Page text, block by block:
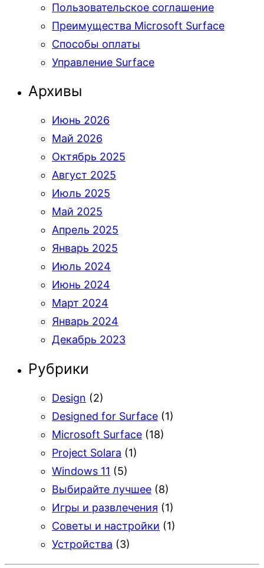
Пользовательское соглашение
Преимущества Microsoft Surface
Способы оплаты
Управление Surface
Архивы
Июнь 2026
Май 2026
Октябрь 2025
Август 2025
Июль 2025
Май 2025
Апрель 2025
Январь 2025
Июль 2024
Июнь 2024
Март 2024
Январь 2024
Декабрь 2023
Рубрики
Design (2)
Designed for Surface (1)
Microsoft Surface (18)
Project Solara (1)
Windows 11 (5)
Выбирайте лучшее (8)
Игры и развлечения (1)
Советы и настройки (1)
Устройства (3)